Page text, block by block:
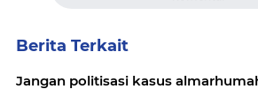
Berita Terkait
Jangan politisasi kasus